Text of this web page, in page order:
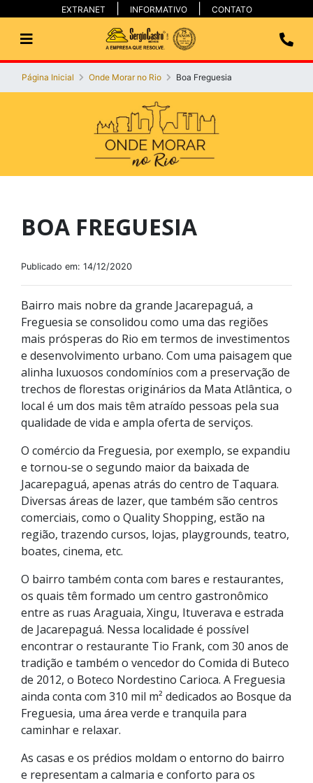
EXTRANET INFORMATIVO CONTATO
Página Inicial Onde Morar no Rio Boa Freguesia
BOA FREGUESIA
Publicado em: 14/12/2020
Bairro mais nobre da grande Jacarepaguá, a
Freguesia se consolidou como uma das regiões
mais prósperas do Rio em termos de investimentos
e desenvolvimento urbano. Com uma paisagem que
alinha luxuosos condomínios com a preservação de
trechos de florestas originários da Mata Atlântica, o
local é um dos mais têm atraído pessoas pela sua
qualidade de vida e ampla oferta de serviços.
O comércio da Freguesia, por exemplo, se expandiu
e tornou-se o segundo maior da baixada de
Jacarepaguá, apenas atrás do centro de Taquara.
Diversas áreas de lazer, que também são centros
comerciais, como o Quality Shopping, estão na
região, trazendo cursos, lojas, playgrounds, teatro,
boates, cinema, etc.
O bairro também conta com bares e restaurantes,
os quais têm formado um centro gastronômico
entre as ruas Araguaia, Xingu, Ituverava e estrada
de Jacarepaguá. Nessa localidade é possível
encontrar o restaurante Tio Frank, com 30 anos de
tradição e também o vencedor do Comida di Buteco
de 2012, o Boteco Nordestino Carioca. A Freguesia
ainda conta com 310 mil m² dedicados ao Bosque da
Freguesia, uma área verde e tranquila para
caminhar e relaxar.
As casas e os prédios moldam o entorno do bairro
e representam a calmaria e conforto para os